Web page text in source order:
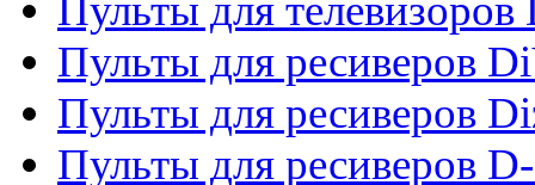
Пульты для телевизоров
Пульты для ресиверов
Пульты для ресиверов
Пульты для ресиверов